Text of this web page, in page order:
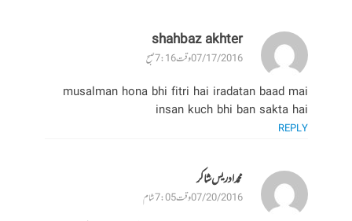
shahbaz akhter
07/17/2016 وقت 7:16 صبح
musalman hona bhi fitri hai iradatan baad mai
insan kuch bhi ban sakta hai
REPLY
محمد ادریس شاکر
07/20/2016 وقت 7:05 شام